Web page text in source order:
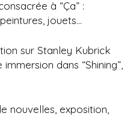
à “Ça” :
jouets…
sur Stanley Kubrick
dans “Shining”,
nouvelles, exposition,